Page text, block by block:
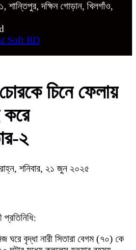
শান্তিপুর, দক্ষিন গোড়ান, খিলগাঁও,
Soft BD
চিনে ফেলায়
করে
২
শনিবার, ২১ জুন ২০২৫
ঘরে বৃদ্ধা নারী সিতারা বেগম (৭০) কে